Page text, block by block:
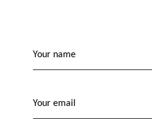
Your name
Your email